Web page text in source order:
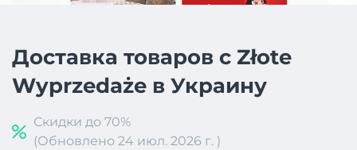
Доставка товаров с Złote
Wyprzedaże в Украину
Скидки до 70%
(Обновлено 24 июл. 2026 г. )